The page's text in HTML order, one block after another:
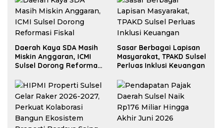
Daerah Kaya SDA Masih
Miskin Anggaran, ICMI
Sulsel Dorong Reformasi
Sasar Berbagai Lapisan
Masyarakat, TPAKD Sulsel
Perluas Inklusi Keuangan